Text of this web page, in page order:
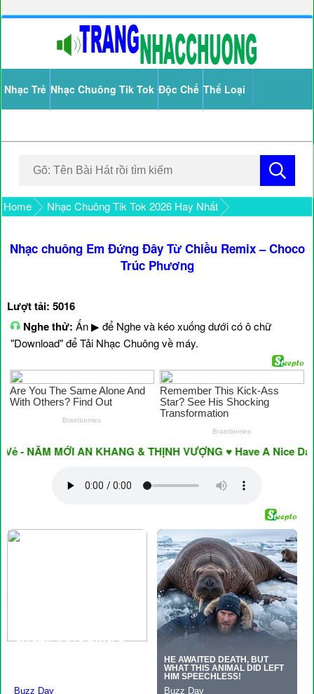
Nhạc Trẻ Nhạc Chuông Tik Tok Độc Chế Thể Loại
Home Nhạc Chuông Tik Tok 2026 Hay Nhất
Nhạc chuông Em Đứng Đây Từ Chiều Remix – Choco
Trúc Phương
Lượt tải: 5016
Nghe thử: Ấn ▶ để Nghe và kéo xuống dưới có ô chữ
"Download" để Tải Nhạc Chuông về máy.
MỚI AN KHANG & THỊNH VƯỢNG ♥ Have A Nice Day ♥